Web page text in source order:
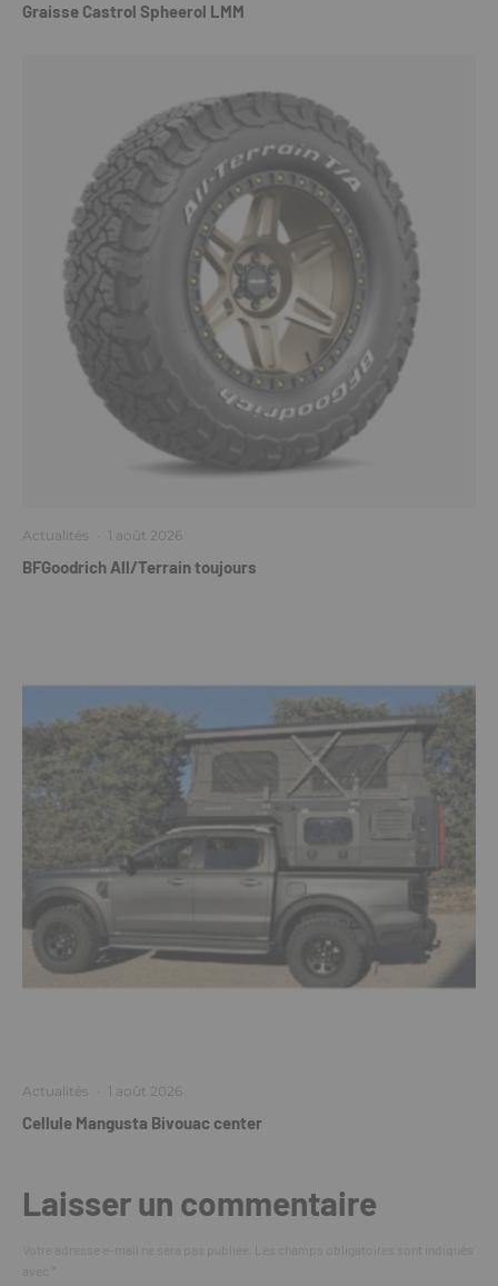
Graisse Castrol Spheerol LMM
Actualités · 1 août 2026
BFGoodrich All/Terrain toujours
Actualités · 1 août 2026
Cellule Mangusta Bivouac center
Laisser un commentaire